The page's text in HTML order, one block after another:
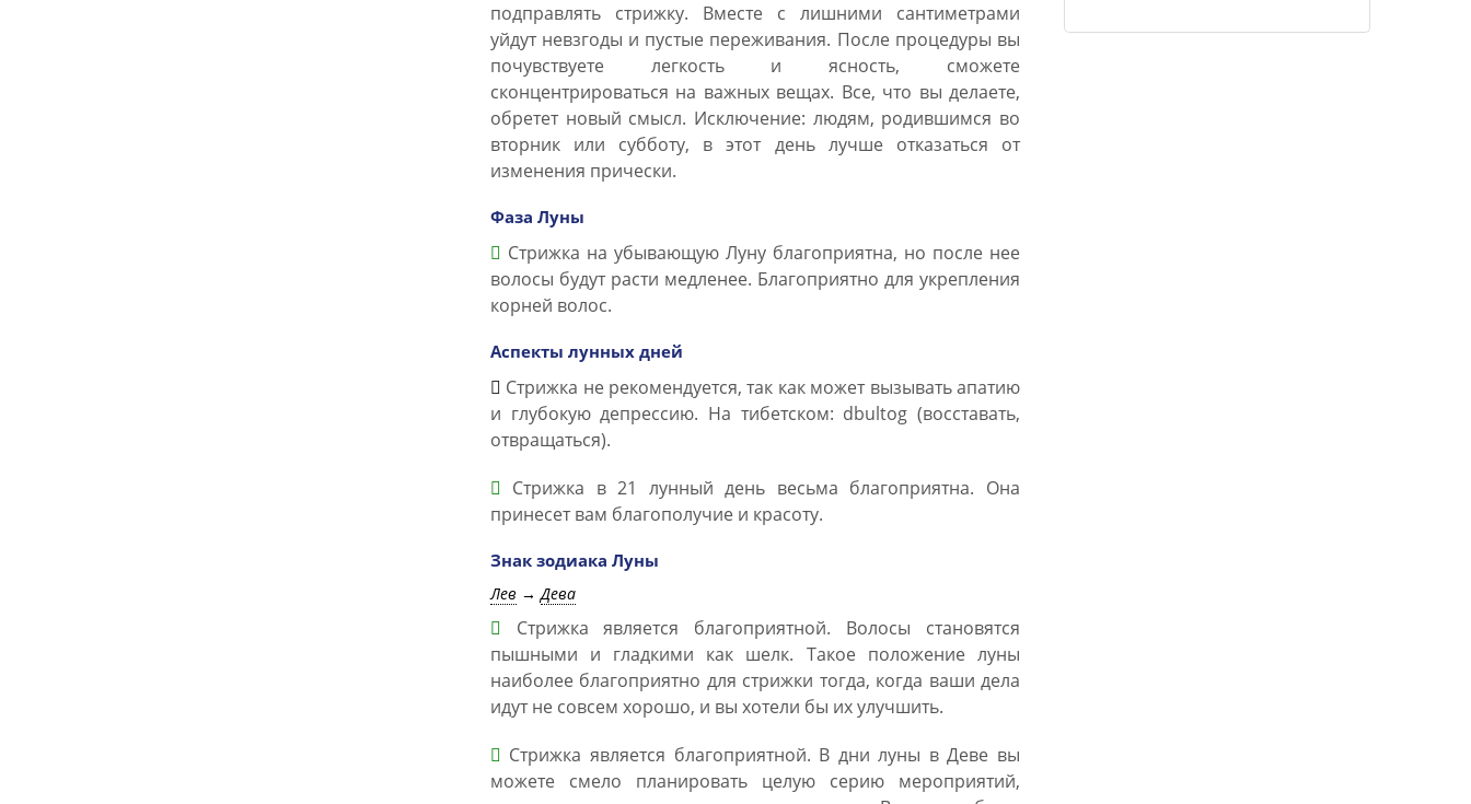
подправлять стрижку. Вместе с лишними сантиметрами
уйдут невзгоды и пустые переживания. После процедуры вы
почувствуете легкость и ясность, сможете
сконцентрироваться на важных вещах. Все, что вы делаете,
обретет новый смысл. Исключение: людям, родившимся во
вторник или субботу, в этот день лучше отказаться от
изменения прически.
Фаза Луны
Стрижка на убывающую Луну благоприятна, но после нее
волосы будут расти медленее. Благоприятно для укрепления
корней волос.
Аспекты лунных дней
Стрижка не рекомендуется, так как может вызывать апатию
и глубокую депрессию. На тибетском: dbultog (восставать,
отвращаться).
Стрижка в 21 лунный день весьма благоприятна. Она
принесет вам благополучие и красоту.
Знак зодиака Луны
Лев →Дева
Стрижка является благоприятной. Волосы становятся
пышными и гладкими как шелк. Такое положение луны
наиболее благоприятно для стрижки тогда, когда ваши дела
идут не совсем хорошо, и вы хотели бы их улучшить.
Стрижка является благоприятной. В дни луны в Деве вы
можете смело планировать целую серию мероприятий,